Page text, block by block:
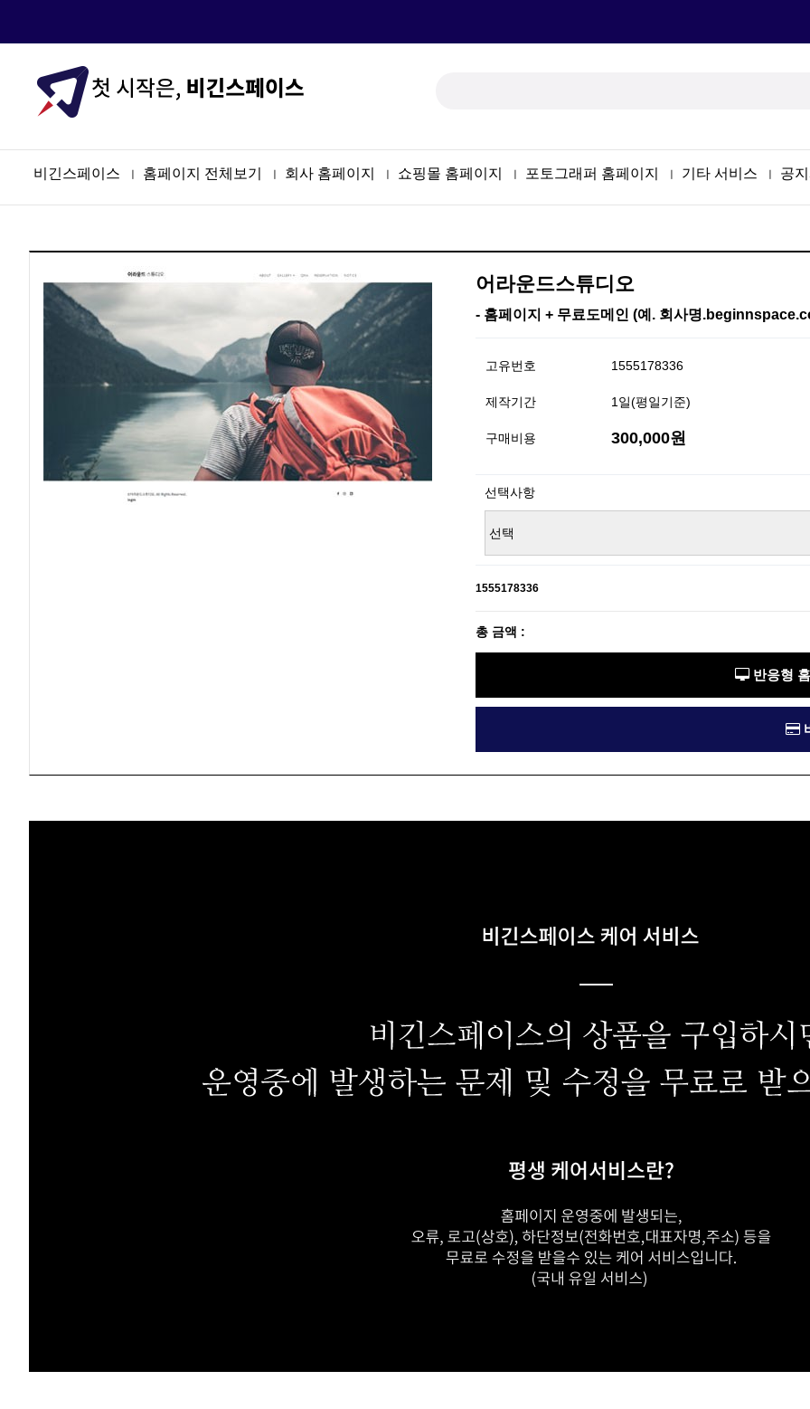
비긴스페이스 홈페이지 전체보기 회사 홈페이지 쇼핑몰 홈페이지 포토그래퍼 홈페이지 기타 서비스 공
어라운드스튜디오
- 홈페이지 + 무료도메인 (예. 회사명
고유번호 1555178336
제작기간 1일(평일기준)
구매비용 300,000원
선택사항
1555178336
총 금액 :
반응형